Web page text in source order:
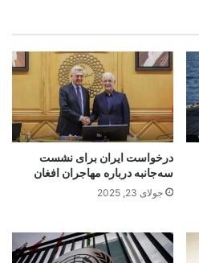
درخواست ایران برای نشست
سه‌جانبه درباره مهاجران افغان
جولای 23, 2025